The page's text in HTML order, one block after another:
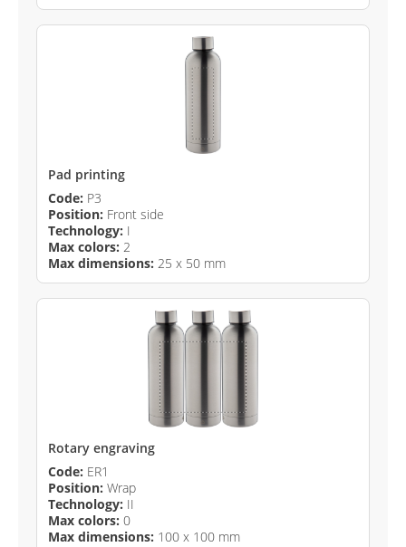
Pad printing
Code: P3
Position: Front side
Technology: I
Max colors: 2
Max dimensions: 25 x 50 mm
Rotary engraving
Code: ER1
Position: Wrap
Technology: II
Max colors: 0
Max dimensions: 100 x 100 mm